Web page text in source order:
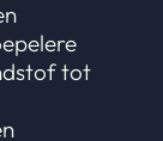
tot